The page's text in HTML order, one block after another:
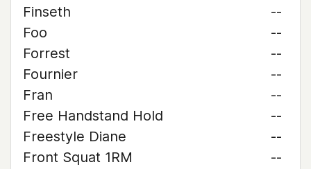
Finseth
--
Foo
--
Forrest
--
Fournier
--
Fran
--
Free Handstand Hold
--
Freestyle Diane
--
Front Squat 1RM
--